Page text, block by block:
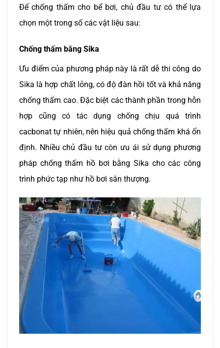
Để chống thấm cho bể bơi, chủ đầu tư có thể lựa
chọn một trong số các vật liệu sau:
Chống thấm bằng Sika
Ưu điểm của phương pháp này là rất dễ thi công do
Sika là hợp chất lỏng, có độ đàn hồi tốt và khả năng
chống thấm cao. Đặc biệt các thành phần trong hỗn
hợp cũng có tác dụng chống chịu quá trình
cacbonat tự nhiên, nên hiệu quả chống thấm khá ổn
định. Nhiều chủ đầu tư còn ưu ái sử dụng phương
pháp chống thấm hồ bơi bằng Sika cho các công
trình phức tạp như hồ bơi sân thượng.